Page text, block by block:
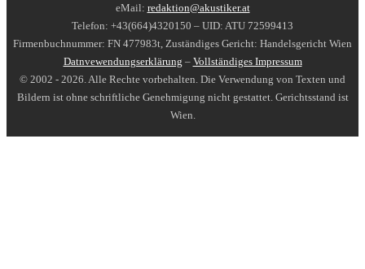
eMail: redaktion@akustiker.at
Telefon: +43(664)4320150 – UID: ATU 72599413
Firmenbuchnummer: FN 477983t, Zuständiges Gericht: Handelsgericht Wien
Datnvewendungserklärung – Vollständiges Impressum
© 2002 - 2026. Alle Rechte vorbehalten. Die Verwendung von Texten und
Bildern ist ohne schriftliche Genehmigung nicht gestattet. Gerichtsstand ist
Wien.